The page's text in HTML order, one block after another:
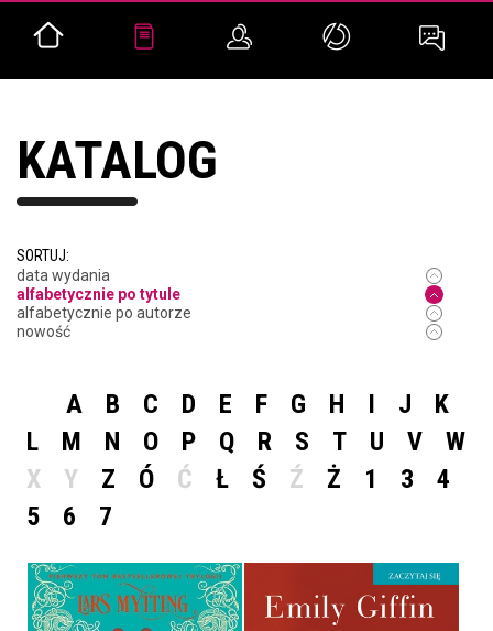
KATALOG
SORTUJ:
data wydania
alfabetycznie po tytule
alfabetycznie po autorze
nowość
A B C D E F G H I J
K
L
M N O P Q R S T U V
W
X
Y Z Ó Ć Ł Ś Ź Ż 1 3
4
5
6 7